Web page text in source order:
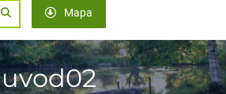
Search Mapa
uvod02